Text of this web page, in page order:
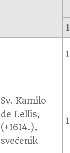
Sv. Kamilo
de Lellis,
(+1614.),
svećenik